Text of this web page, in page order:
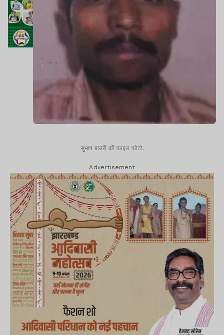
सुभाष बाउरी की फाइल फोटो.
Advertisement